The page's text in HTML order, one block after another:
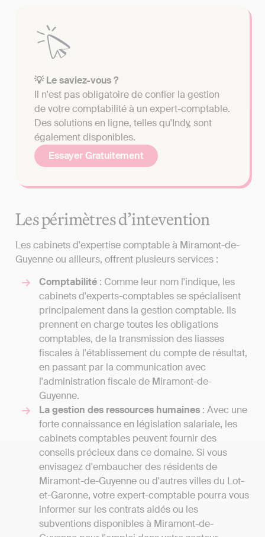
💡 Le saviez-vous ?
Il n'est pas obligatoire de confier la gestion
de votre comptabilité à un expert-comptable.
Des solutions en ligne, telles qu'Indy, sont
également disponibles.
Essayer Gratuitement
Les périmètres d’intevention
Les cabinets d'expertise comptable à Miramont-de-
Guyenne ou ailleurs, offrent plusieurs services :
Comptabilité : Comme leur nom l'indique, les
cabinets d'experts-comptables se spécialisent
principalement dans la gestion comptable. Ils
prennent en charge toutes les obligations
comptables, de la transmission des liasses
fiscales à l'établissement du compte de résultat,
en passant par la communication avec
l'administration fiscale de Miramont-de-
Guyenne.
La gestion des ressources humaines : Avec une
forte connaissance en législation salariale, les
cabinets comptables peuvent fournir des
conseils précieux dans ce domaine. Si vous
envisagez d'embaucher des résidents de
Miramont-de-Guyenne ou d'autres villes du Lot-
et-Garonne, votre expert-comptable pourra vous
informer sur les contrats aidés ou les
subventions disponibles à Miramont-de-